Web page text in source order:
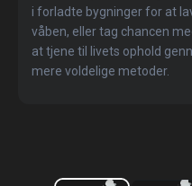
i forladte bygninger for at
våben, eller tag chancen
at tjene til livets ophold
mere voldelige metoder.